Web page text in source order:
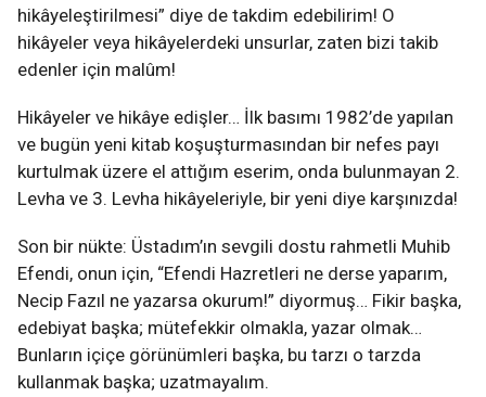
hikâyeleştirilmesi” diye de takdim edebilirim! O
hikâyeler veya hikâyelerdeki unsurlar, zaten bizi takib
edenler için malûm!
Hikâyeler ve hikâye edişler… İlk basımı 1982’de yapılan
ve bugün yeni kitab koşuşturmasından bir nefes payı
kurtulmak üzere el attığım eserim, onda bulunmayan 2.
Levha ve 3. Levha hikâyeleriyle, bir yeni diye karşınızda!
Son bir nükte: Üstadım’ın sevgili dostu rahmetli Muhib
Efendi, onun için, “Efendi Hazretleri ne derse yaparım,
Necip Fazıl ne yazarsa okurum!” diyormuş… Fikir başka,
edebiyat başka; mütefekkir olmakla, yazar olmak…
Bunların içiçe görünümleri başka, bu tarzı o tarzda
kullanmak başka; uzatmayalım.